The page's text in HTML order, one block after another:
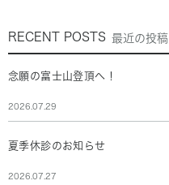
RECENT POSTS 最近の投稿
念願の富士山登頂へ！
2026.07.29
夏季休診のお知らせ
2026.07.27